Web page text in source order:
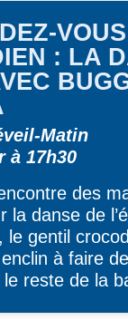
VOUS
: LA
Matin
à 17h30
des
la danse de
le gentil
à faire
reste de la